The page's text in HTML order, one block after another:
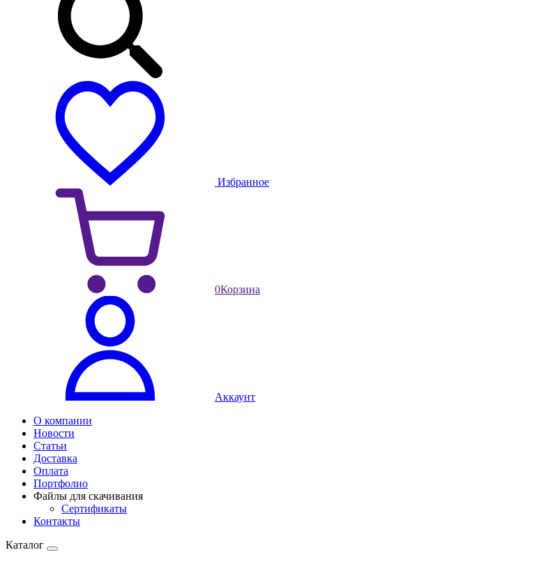
Избранное
0Корзина
Аккаунт
О компании
Новости
Статьи
Доставка
Оплата
Портфолио
Файлы для скачивания
Сертификаты
Контакты
Каталог